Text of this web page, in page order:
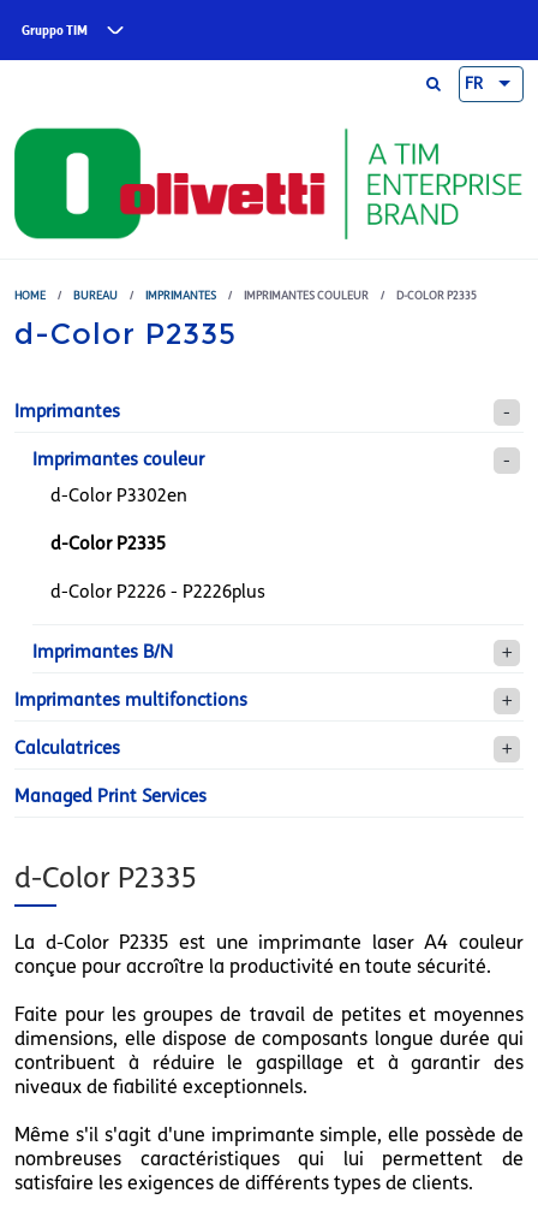
Gruppo TIM
FR
HOME / BUREAU / IMPRIMANTES / IMPRIMANTES COULEUR / D-COLOR P2335
d-Color P2335
Imprimantes
Imprimantes couleur
d-Color P3302en
d-Color P2335
d-Color P2226 - P2226plus
Imprimantes B/N
Imprimantes multifonctions
Calculatrices
Managed Print Services
d-Color P2335
La d-Color P2335 est une imprimante laser A4 couleur
conçue pour accroître la productivité en toute sécurité.
Faite pour les groupes de travail de petites et moyennes
dimensions, elle dispose de composants longue durée qui
contribuent à réduire le gaspillage et à garantir des
niveaux de fiabilité exceptionnels.
Même s'il s'agit d'une imprimante simple, elle possède de
nombreuses caractéristiques qui lui permettent de
satisfaire les exigences de différents types de clients.